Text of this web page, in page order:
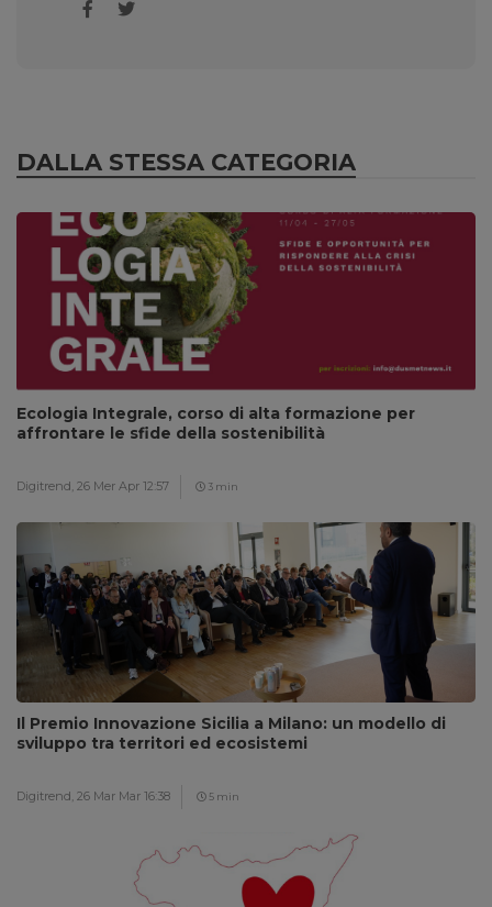
DALLA STESSA CATEGORIA
Ecologia Integrale, corso di alta formazione per
affrontare le sfide della sostenibilità
Digitrend, 26 Mer Apr 12:57 3 min
Il Premio Innovazione Sicilia a Milano: un modello di
sviluppo tra territori ed ecosistemi
Digitrend, 26 Mar Mar 16:38 5 min